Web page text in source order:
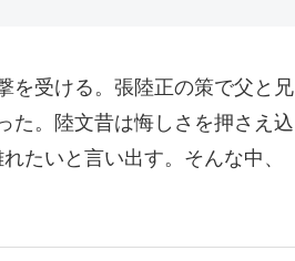
を受ける。張陸正の策で父と兄
た。陸文昔は悔しさを押さえ込
たいと言い出す。そんな中、